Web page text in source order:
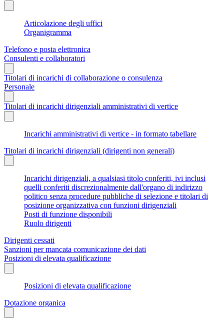
Articolazione degli uffici
Organigramma
Telefono e posta elettronica
Consulenti e collaboratori
Titolari di incarichi di collaborazione o consulenza
Personale
Titolari di incarichi dirigenziali amministrativi di vertice
Incarichi amministrativi di vertice - in formato tabellare
Titolari di incarichi dirigenziali (dirigenti non generali)
Incarichi dirigenziali, a qualsiasi titolo conferiti, ivi inclusi
quelli conferiti discrezionalmente dall'organo di indirizzo
politico senza procedure pubbliche di selezione e titolari di
posizione organizzativa con funzioni dirigenziali
Posti di funzione disponibili
Ruolo dirigenti
Dirigenti cessati
Sanzioni per mancata comunicazione dei dati
Posizioni di elevata qualificazione
Posizioni di elevata qualificazione
Dotazione organica